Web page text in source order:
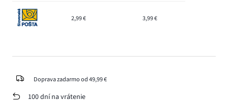
2,99 € 3,99 €
Doprava zadarmo od 49,99 €
100 dní na vrátenie